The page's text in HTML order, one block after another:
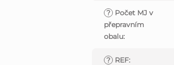
? Počet MJ v
přepravním
obalu:
? REF: